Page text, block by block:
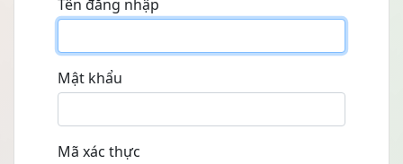
Tên đăng nhập
Mật khẩu
Mã xác thực